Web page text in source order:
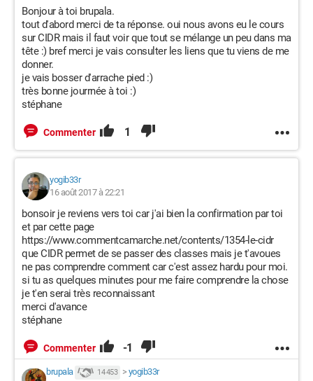
Bonjour à toi brupala.
tout d'abord merci de ta réponse. oui nous avons eu le cours
sur CIDR mais il faut voir que tout se mélange un peu dans ma
tête :) bref merci je vais consulter les liens que tu viens de me
donner.
je vais bosser d'arrache pied :)
très bonne jourrnée à toi :)
stéphane
Commenter 1
yogib33r
16 août 2017 à 22:21
bonsoir je reviens vers toi car j'ai bien la confirmation par toi
et par cette page
https://www.commentcamarche.net/contents/1354-le-cidr
que CIDR permet de se passer des classes mais je t'avoues
ne pas comprendre comment car c'est assez hardu pour moi.
si tu as quelques minutes pour me faire comprendre la chose
je t'en serai très reconnaissant
merci d'avance
stéphane
Commenter -1
brupala 14 453 > yogib33r